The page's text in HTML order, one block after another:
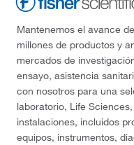
Mantenemos el avance
millones de productos y
mercados de
ensayo, asistencia
con nosotros para una
laboratorio, Life
instalaciones, incluidos
equipos, instrumentos,